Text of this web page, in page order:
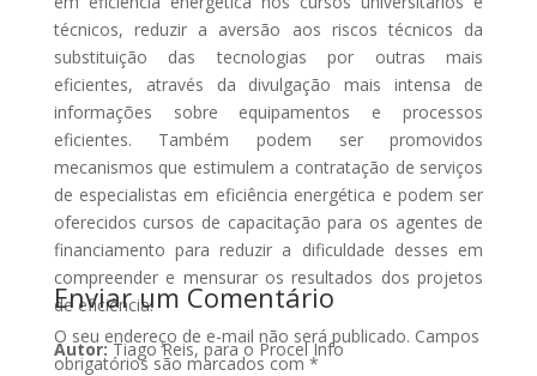
técnicos, reduzir a aversão aos riscos técnicos da
substituição das tecnologias por outras mais
eficientes, através da divulgação mais intensa de
informações sobre equipamentos e processos
eficientes. Também podem ser promovidos
mecanismos que estimulem a contratação de serviços
de especialistas em eficiência energética e podem ser
oferecidos cursos de capacitação para os agentes de
financiamento para reduzir a dificuldade desses em
compreender e mensurar os resultados dos projetos
de eficiência.
Autor:Tiago Reis, para o Procel Info
Enviar um Comentário
O seu endereço de e-mail não será publicado. Campos
obrigatórios são marcados com*